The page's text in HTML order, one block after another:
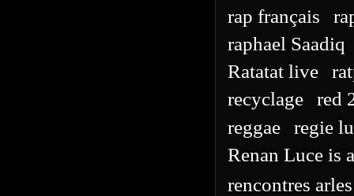
rap français
raphael Saadiq
Ratatat live
recyclage
red
reggae
regie
Renan Luce is
rencontres